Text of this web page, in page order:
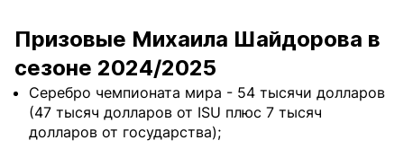
Призовые Михаила Шайдорова в
сезоне 2024/2025
Серебро чемпионата мира - 54 тысячи долларов
(47 тысяч долларов от ISU плюс 7 тысяч
долларов от государства);